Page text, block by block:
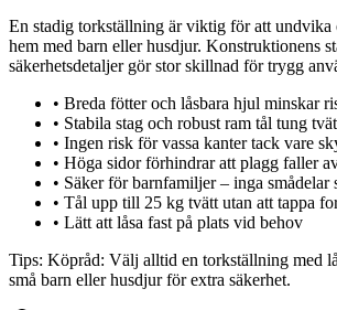
En stadig torkställning är viktig för att undvika
hem med barn eller husdjur. Konstruktionens
säkerhetsdetaljer gör stor skillnad för trygg
• Breda fötter och låsbara hjul minskar
• Stabila stag och robust ram tål tung
• Ingen risk för vassa kanter tack vare
• Höga sidor förhindrar att plagg faller
• Säker för barnfamiljer – inga smådelar
• Tål upp till 25 kg tvätt utan att tappa
• Lätt att låsa fast på plats vid behov
Tips: Köpråd: Välj alltid en torkställning med
små barn eller husdjur för extra säkerhet.